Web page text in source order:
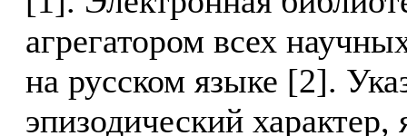
агрегатором всех
на русском языке [2].
эпизодический